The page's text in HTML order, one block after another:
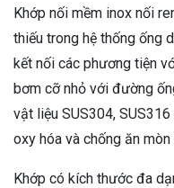
Khớp nối mềm inox nối
thiếu trong hệ thống ống
kết nối các phương tiện
bơm cỡ nhỏ với đường
vật liệu SUS304,
oxy hóa và chống ăn mòn
Khớp có kích thước đa